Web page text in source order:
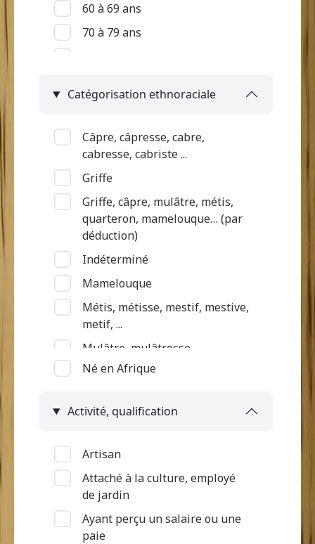
60 à 69 ans
70 à 79 ans
Indéterminé
Catégorisation ethnoraciale
Câpre, câpresse, cabre,
cabresse, cabriste ...
Griffe
Griffe, câpre, mulâtre, métis,
quarteron, mamelouque… (par
déduction)
Indéterminé
Mamelouque
Métis, métisse, mestif, mestive,
metif, ...
Mulâtre, mulâtresse
Nègre (par déduction)
négritte ...
déduction)
Quarteron
Né en Afrique
Activité, qualification
Artisan
Attaché à la culture, employé
de jardin
Ayant perçu un salaire ou une
paie